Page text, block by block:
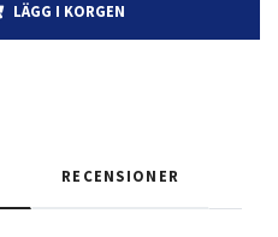
LÄGG I KORGEN
RECENSIONER